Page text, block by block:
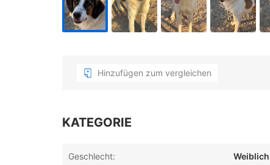
Hinzufügen zum vergleichen
KATEGORIE
Geschlecht: Weiblich